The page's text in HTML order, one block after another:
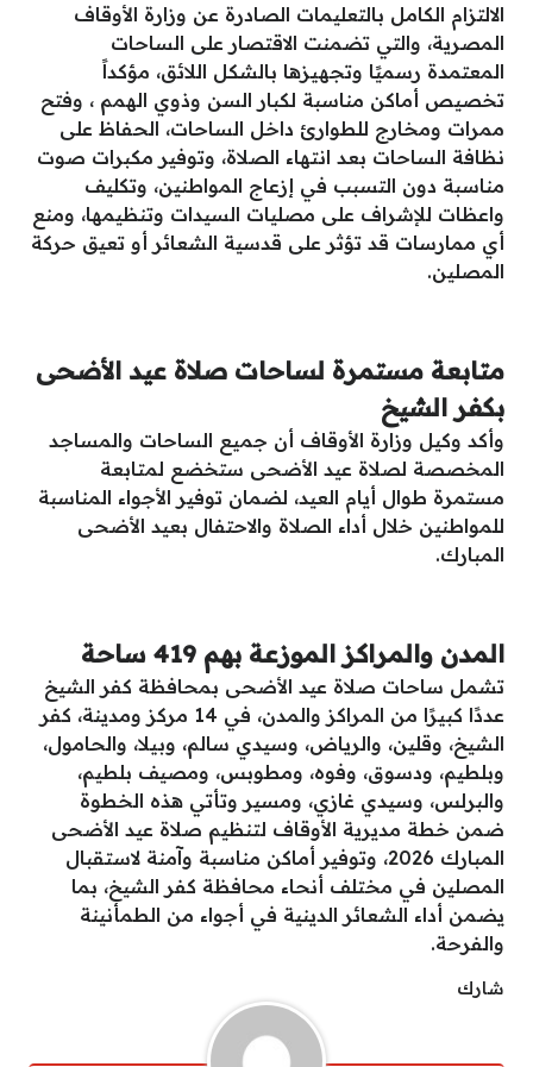
الالتزام الكامل بالتعليمات الصادرة عن وزارة الأوقاف
المصرية، والتي تضمنت الاقتصار على الساحات
المعتمدة رسميًا وتجهيزها بالشكل اللائق، مؤكداً
تخصيص أماكن مناسبة لكبار السن وذوي الهمم ، وفتح
ممرات ومخارج للطوارئ داخل الساحات، الحفاظ على
نظافة الساحات بعد انتهاء الصلاة، وتوفير مكبرات صوت
مناسبة دون التسبب في إزعاج المواطنين، وتكليف
واعظات للإشراف على مصليات السيدات وتنظيمها، ومنع
أي ممارسات قد تؤثر على قدسية الشعائر أو تعيق حركة
المصلين.
متابعة مستمرة لساحات صلاة عيد الأضحى
بكفر الشيخ
وأكد وكيل وزارة الأوقاف أن جميع الساحات والمساجد
المخصصة لصلاة عيد الأضحى ستخضع لمتابعة
مستمرة طوال أيام العيد، لضمان توفير الأجواء المناسبة
للمواطنين خلال أداء الصلاة والاحتفال بعيد الأضحى
المبارك.
المدن والمراكز الموزعة بهم 419 ساحة
تشمل ساحات صلاة عيد الأضحى بمحافظة كفر الشيخ
عددًا كبيرًا من المراكز والمدن، في 14 مركز ومدينة، كفر
الشيخ، وقلين، والرياض، وسيدي سالم، وبيلا، والحامول،
وبلطيم، ودسوق، وفوه، ومطوبس، ومصيف بلطيم،
والبرلس، وسيدي غازي، ومسير وتأتي هذه الخطوة
ضمن خطة مديرية الأوقاف لتنظيم صلاة عيد الأضحى
المبارك 2026، وتوفير أماكن مناسبة وآمنة لاستقبال
المصلين في مختلف أنحاء محافظة كفر الشيخ، بما
يضمن أداء الشعائر الدينية في أجواء من الطمأنينة
والفرحة.
شارك